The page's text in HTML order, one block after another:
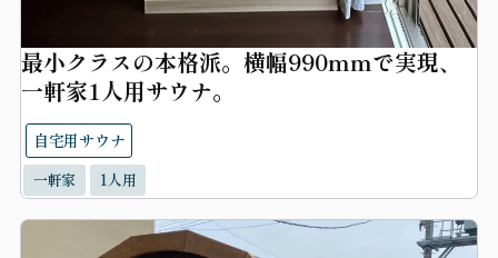
最小クラスの本格派。横幅990mmで実現、
一軒家1人用サウナ。
自宅用サウナ
一軒家 1人用